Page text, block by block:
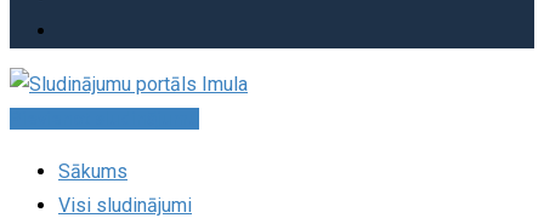
Sākums
Visi sludinājumi